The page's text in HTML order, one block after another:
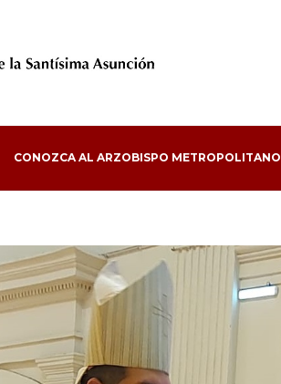
CONOZCA AL ARZOBISPO METROPOLITANO